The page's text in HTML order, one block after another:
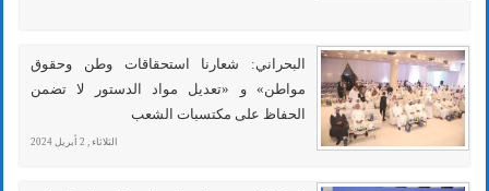
البحراني: شعارنا استحقاقات وطن وحقوق
مواطن» و «تعديل مواد الدستور لا تضمن
الحفاظ على مكتسبات الشعب
الثلاثاء , 2 أبريل 2024